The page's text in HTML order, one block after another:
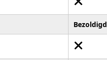
Bezoldigd